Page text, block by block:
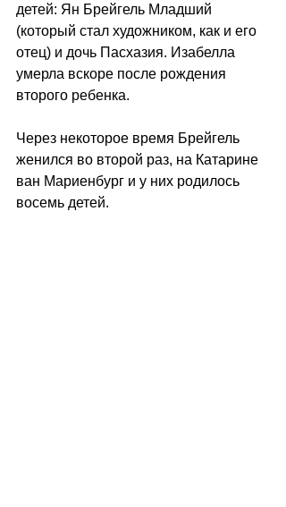
детей: Ян Брейгель Младший
(который стал художником, как и его
отец) и дочь Пасхазия. Изабелла
умерла вскоре после рождения
второго ребенка.
Через некоторое время Брейгель
женился во второй раз, на Катарине
ван Мариенбург и у них родилось
восемь детей.